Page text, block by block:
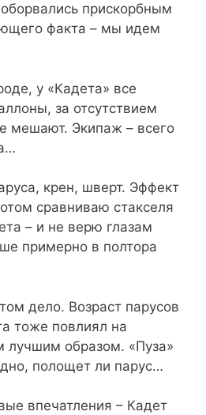
прискорбным
факта – мы идем
у «Кадета» все
за отсутствием
мешают. Экипаж – всего
крен, шверт. Эффект
сравниваю стакселя
– и не верю глазам
примерно в полтора
дело. Возраст парусов
тоже повлиял на
лучшим образом. «Пуза»
полощет ли парус…
впечатления – Кадет